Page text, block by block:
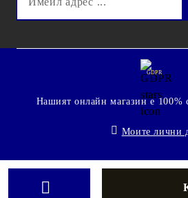
GDPR
Нашият онлайн магазин е 100%
Моите лични